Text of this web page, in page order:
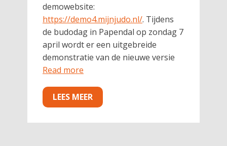
demowebsite:
https://demo4.mijnjudo.nl/. Tijdens
de budodag in Papendal op zondag 7
april wordt er een uitgebreide
demonstratie van de nieuwe versie
Read more
LEES MEER